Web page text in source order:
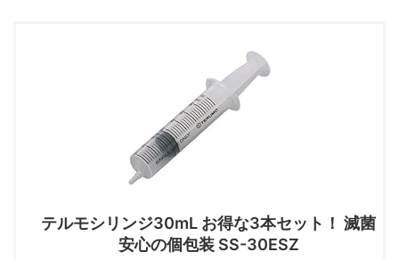
テルモシリンジ30mL お得な3本セット！ 滅菌
安心の個包装 SS-30ESZ